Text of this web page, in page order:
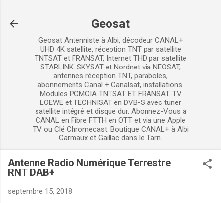
Geosat
Geosat Antenniste à Albi, décodeur CANAL+
UHD 4K satellite, réception TNT par satellite
TNTSAT et FRANSAT, Internet THD par satellite
STARLINK, SKYSAT et Nordnet via NEOSAT,
antennes réception TNT, paraboles,
abonnements Canal + Canalsat, installations.
Modules PCMCIA TNTSAT ET FRANSAT. TV
LOEWE et TECHNISAT en DVB-S avec tuner
satellite intégré et disque dur. Abonnez-Vous à
CANAL en Fibre FTTH en OTT et via une Apple
TV ou Clé Chromecast. Boutique CANAL+ à Albi
Carmaux et Gaillac dans le Tarn.
Antenne Radio Numérique Terrestre
RNT DAB+
septembre 15, 2018